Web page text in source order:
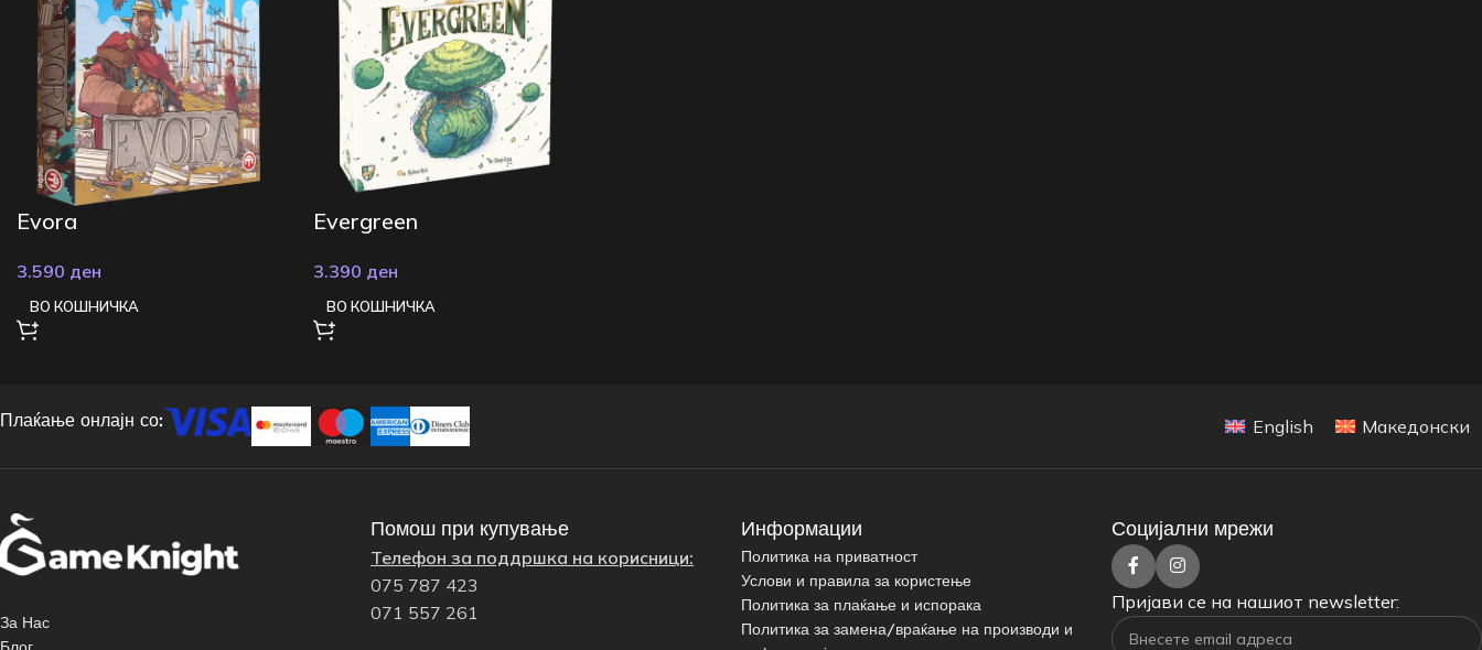
Evora
3.590 ден
ВО КОШНИЧКА
Evergreen
3.390 ден
ВО КОШНИЧКА
Плаќање онлајн со: English Македонски
За Нас
Помош при купување
Телефон за поддршка на корисници:
075 787 423
071 557 261
Информации
Политика на приватност
Услови и правила за користење
Политика за плаќање и испорака
Политика за замена/враќање на производи и
Социјални мрежи
Пријави се на нашиот newsletter: